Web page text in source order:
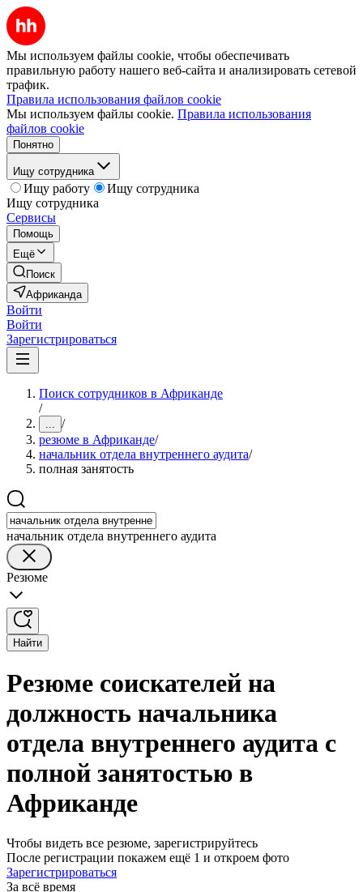
Мы используем файлы cookie, чтобы обеспечивать
правильную работу нашего веб-сайта и анализировать сетевой
трафик.
Правила использования файлов cookie
Мы используем файлы cookie. Правила использования
файлов cookie
Понятно
Ищу сотрудника
Ищу работу
Ищу сотрудника
Ищу сотрудника
Сервисы
Помощь
Ещё
Поиск
Африканда
Войти
Войти
Зарегистрироваться
Поиск сотрудников в Африканде
/
... /
резюме в Африканде/
начальник отдела внутреннего аудита/
полная занятость
начальник отдела внутреннего аудита
Резюме
Найти
Резюме соискателей на
должность начальника
отдела внутреннего аудита с
полной занятостью в
Африканде
Чтобы видеть все резюме, зарегистрируйтесь
После регистрации покажем ещё 1 и откроем фото
Зарегистрироваться
За всё время